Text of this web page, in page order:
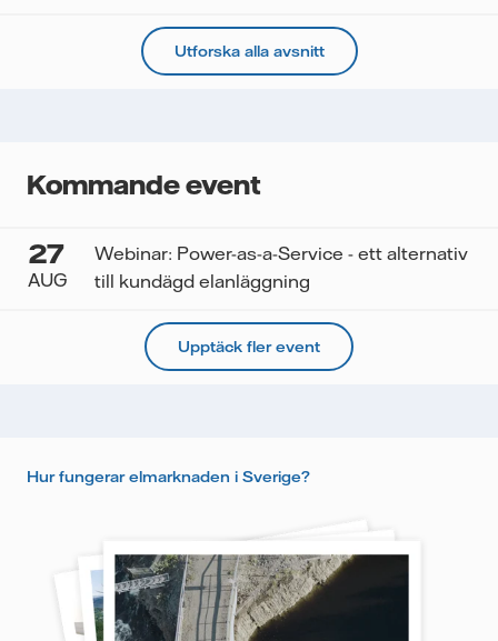
Utforska alla avsnitt
Kommande event
27
AUG
Webinar: Power-as-a-Service - ett alternativ
till kundägd elanläggning
Upptäck fler event
Hur fungerar elmarknaden i Sverige?